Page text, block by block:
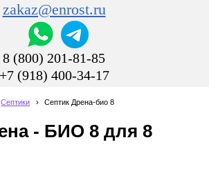
zakaz@enrost.ru
8 (800) 201-81-85
+7 (918) 400-34-17
Септики › Септик Дрена-био 8
- БИО 8 для 8